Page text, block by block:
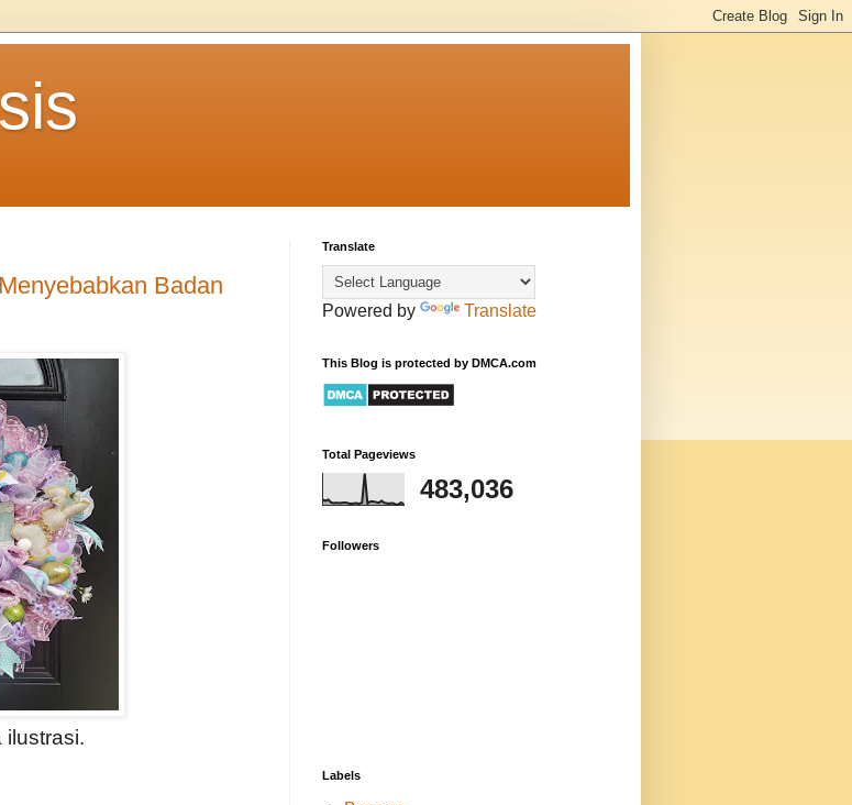
Badan
ilustrasi.
Translate
Powered by Translate
This Blog is protected by DMCA.com
Total Pageviews
483,036
Followers
Labels